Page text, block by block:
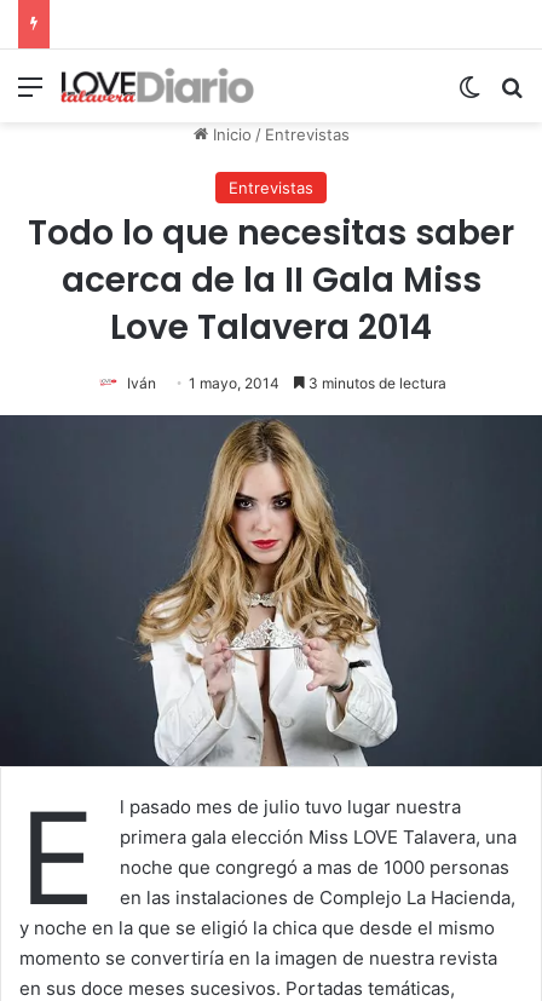
Menú
Inicio / Entrevistas
Entrevistas
Todo lo que necesitas saber
acerca de la II Gala Miss
Love Talavera 2014
Iván 1 mayo, 2014 3 minutos de lectura
E
l pasado mes de julio tuvo lugar nuestra
primera gala elección Miss LOVE Talavera, una
noche que congregó a mas de 1000 personas
en las instalaciones de Complejo La Hacienda,
y noche en la que se eligió la chica que desde el mismo
momento se convertiría en la imagen de nuestra revista
en sus doce meses sucesivos. Portadas temáticas,